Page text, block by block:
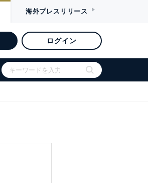
海外プレスリリース
ログイン